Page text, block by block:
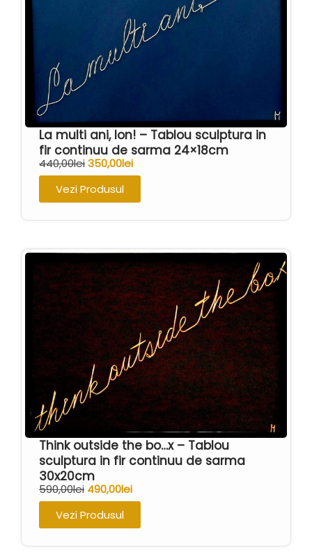
La multi ani, Ion! – Tablou sculptura in
fir continuu de sarma 24×18cm
440,00lei350,00lei
Vezi Produsul
Think outside the bo…x – Tablou
sculptura in fir continuu de sarma
30x20cm
590,00lei 490,00lei
Vezi Produsul